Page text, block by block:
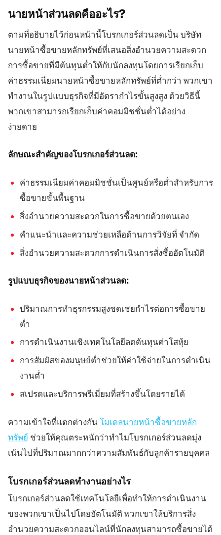
นายหน้าส่วนลดคืออะไร?
ตามที่อธิบายไว้ก่อนหน้านี้โบรกเกอร์ส่วนลดเป็น บริษัท
นายหน้าซื้อขายหลักทรัพย์ที่เสนอสิ่งอำนวยความสะดวก
การซื้อขายที่มีต้นทุนต่ำให้กับนักลงทุนโดยการเรียกเก็บ
ค่าธรรมเนียมนายหน้าซื้อขายหลักทรัพย์ที่ต่ำกว่า พวกเขา
ทำงานในรูปแบบธุรกิจที่มีอัตรากำไรขั้นสูงสูง ด้วยวิธีนี้
พวกเขาสามารถเรียกเก็บค่าคอมมิชชั่นต่ำได้อย่าง
ง่ายดาย
ลักษณะสำคัญของโบรกเกอร์ส่วนลด:
ค่าธรรมเนียมค่าคอมมิชชั่นเป็นศูนย์หรือต่ำสำหรับการ
ซื้อขายขั้นพื้นฐาน
สิ่งอำนวยความสะดวกในการซื้อขายด้วยตนเอง
คำแนะนำและความช่วยเหลือด้านการวิจัยที่ จำกัด
สิ่งอำนวยความสะดวกการดำเนินการสั่งซื้ออัตโนมัติ
รูปแบบธุรกิจของนายหน้าส่วนลด:
ปริมาณการทำธุรกรรมสูงชดเชยกำไรต่อการซื้อขาย
ต่ำ
การดำเนินงานเชิงเทคโนโลยีลดต้นทุนค่าโสหุ้ย
การสัมผัสของมนุษย์ต่ำช่วยให้ค่าใช้จ่ายในการดำเนิน
งานต่ำ
สเปรดและบริการพรีเมี่ยมที่สร้างขึ้นโดยรายได้
ความเข้าใจที่แตกต่างกันโมเดลนายหน้าซื้อขายหลัก
ทรัพย์ ช่วยให้คุณตระหนักว่าทำไมโบรกเกอร์ส่วนลดมุ่ง
เน้นไปที่ปริมาณมากกว่าความสัมพันธ์กับลูกค้ารายบุคคล
โบรกเกอร์ส่วนลดทำงานอย่างไร
โบรกเกอร์ส่วนลดใช้เทคโนโลยีเพื่อทำให้การดำเนินงาน
ของพวกเขาเป็นไปโดยอัตโนมัติ พวกเขาให้บริการสิ่ง
อำนวยความสะดวกออนไลน์ที่นักลงทุนสามารถซื้อขายได้
การทำงาน
ความยั่งยืน
ติดตามเรา